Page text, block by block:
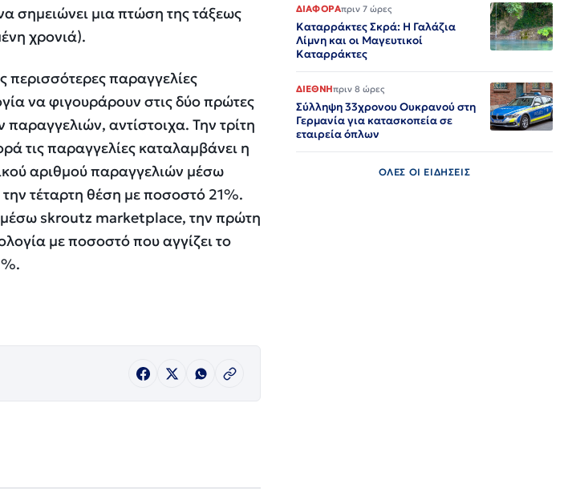
σημειώνει μια πτώση της τάξεως
χρονιά).
περισσότερες παραγγελίες
να φιγουράρουν στις δύο πρώτες
αντίστοιχα. Την τρίτη
τις παραγγελίες καταλαμβάνει η
αριθμού παραγγελιών μέσω
τέταρτη θέση με ποσοστό 21%.
skroutz marketplace, την πρώτη
με ποσοστό που αγγίζει το
ΔΙΑΦΟΡΑπριν 7 ώρες
Καταρράκτες Σκρά: Η Γαλάζια
Λίμνη και οι Μαγευτικοί
Καταρράκτες
ΔΙΕΘΝΗπριν 8 ώρες
Σύλληψη 33χρονου Ουκρανού στη
Γερμανία για κατασκοπεία σε
εταιρεία όπλων
ΟΛΕΣ ΟΙ ΕΙΔΗΣΕΙΣ